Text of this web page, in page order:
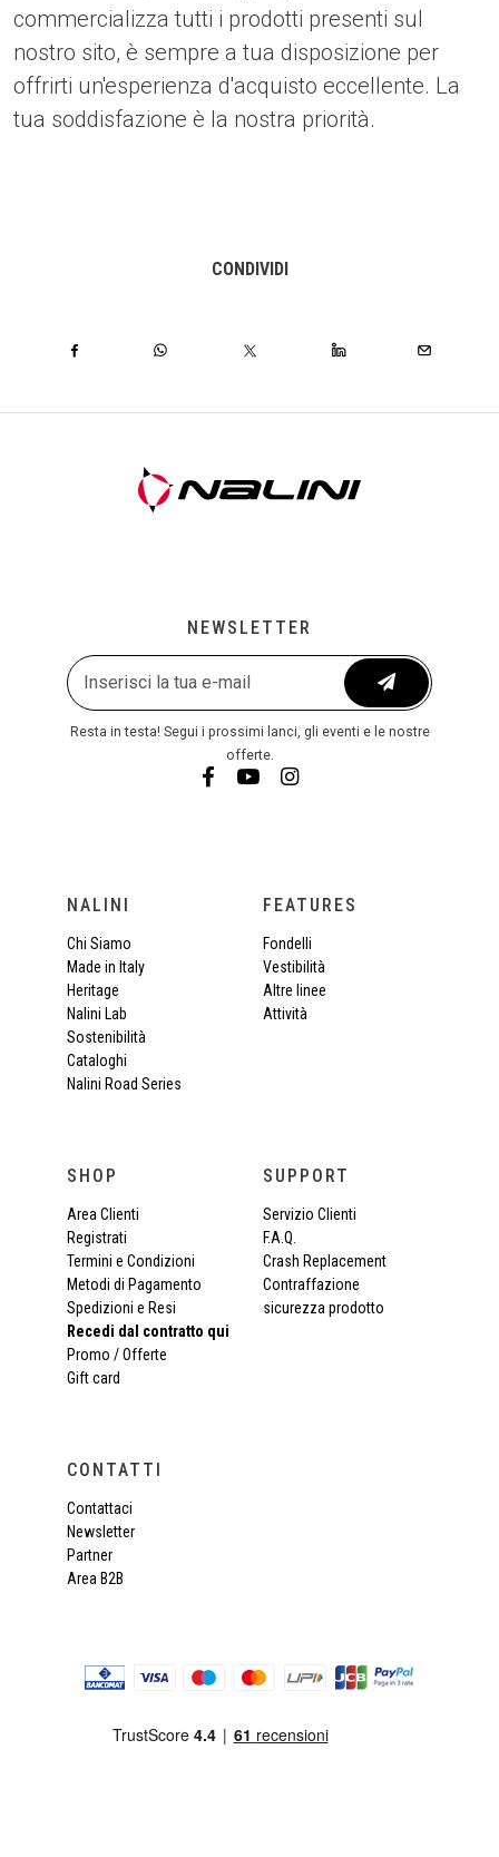
commercializza tutti i prodotti presenti sul
nostro sito, è sempre a tua disposizione per
offrirti un'esperienza d'acquisto eccellente. La
tua soddisfazione è la nostra priorità.
CONDIVIDI
NEWSLETTER
Resta in testa! Segui i prossimi lanci, gli eventi e le nostre
offerte.
NALINI
Chi Siamo
Made in Italy
Heritage
Nalini Lab
Sostenibilità
Cataloghi
Nalini Road Series
FEATURES
Fondelli
Vestibilità
Altre linee
Attività
SHOP
Area Clienti
Registrati
Termini e Condizioni
Metodi di Pagamento
Spedizioni e Resi
Recedi dal contratto qui
Promo / Offerte
Gift card
SUPPORT
Servizio Clienti
F.A.Q.
Crash Replacement
Contraffazione
sicurezza prodotto
CONTATTI
Contattaci
Newsletter
Partner
Area B2B